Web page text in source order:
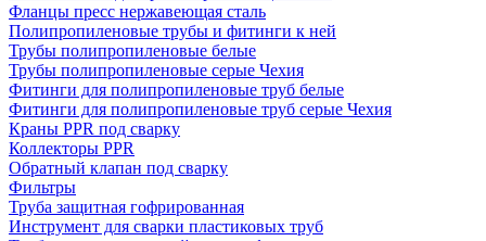
Фланцы пресс нержавеющая сталь
Полипропиленовые трубы и фитинги к ней
Трубы полипропиленовые белые
Трубы полипропиленовые серые Чехия
Фитинги для полипропиленовые труб белые
Фитинги для полипропиленовые труб серые Чехия
Краны PPR под сварку
Коллекторы PPR
Обратный клапан под сварку
Фильтры
Труба защитная гофрированная
Инструмент для сварки пластиковых труб